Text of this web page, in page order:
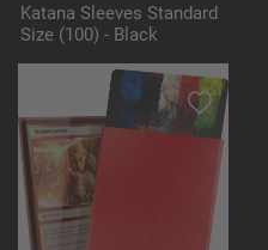
Katana Sleeves Standard
Size (100) - Black